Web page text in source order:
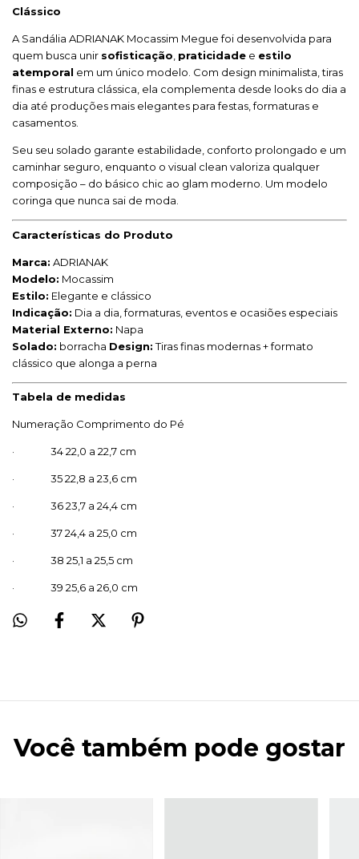
Clássico
A Sandália ADRIANAK Mocassim Megue foi desenvolvida para
quem busca unir sofisticação, praticidade e estilo
atemporal em um único modelo. Com design minimalista, tiras
finas e estrutura clássica, ela complementa desde looks do dia a
dia até produções mais elegantes para festas, formaturas e
casamentos.
Seu seu solado garante estabilidade, conforto prolongado e um
caminhar seguro, enquanto o visual clean valoriza qualquer
composição – do básico chic ao glam moderno. Um modelo
coringa que nunca sai de moda.
Características do Produto
Marca: ADRIANAK
Modelo: Mocassim
Estilo: Elegante e clássico
Indicação: Dia a dia, formaturas, eventos e ocasiões especiais
Material Externo: Napa
Solado: borracha Design:Tiras finas modernas + formato
clássico que alonga a perna
Tabela de medidas
Numeração Comprimento do Pé
· 34 22,0 a 22,7 cm
· 35 22,8 a 23,6 cm
· 36 23,7 a 24,4 cm
· 37 24,4 a 25,0 cm
· 38 25,1 a 25,5 cm
· 39 25,6 a 26,0 cm
Você também pode gostar